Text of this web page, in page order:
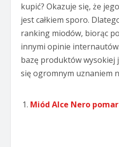
kupić? Okazuje się, że
jest całkiem sporo.
ranking miodów, biorąc
innymi opinie
bazę produktów wysokiej
się ogromnym uznaniem
Miód Alce Nero